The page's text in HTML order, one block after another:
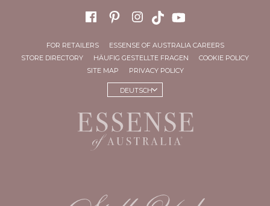
FOR RETAILERS
ESSENSE OF AUSTRALIA CAREERS
STORE DIRECTORY
HÄUFIG GESTELLTE FRAGEN
COOKIE POLICY
SITE MAP
PRIVACY POLICY
DEUTSCH